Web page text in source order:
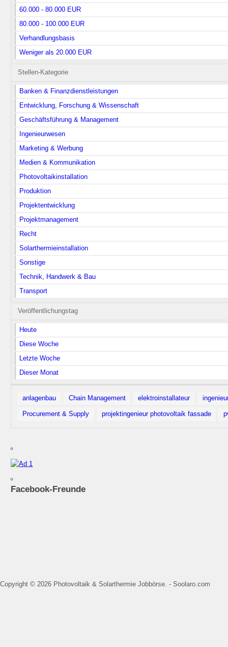
60.000 - 80.000 EUR
80.000 - 100.000 EUR
Verhandlungsbasis
Weniger als 20.000 EUR
Stellen-Kategorie
Banken & Finanzdienstleistungen
Entwicklung, Forschung & Wissen­schaft
Geschäftsführung & Management
Ingenieurwesen
Marketing & Werbung
Medien & Kommunikation
Photovoltaikinstallation
Produktion
Projektentwicklung
Projektmanagement
Recht
Solarthermieinstallation
Sonstige
Technik, Handwerk & Bau
Transport
Veröffentlichungstag
Heute
Diese Woche
Letzte Woche
Dieser Monat
anlagenbau Chain Management elektroinstallateur
Procurement & Supply projektingenieur photovoltaik fassade
Facebook-Freunde
Copyright © 2026 Photovoltaik & Solarthermie Jobbörse. - Soolaro.com